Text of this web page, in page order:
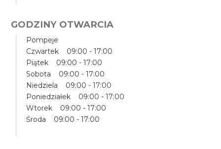
GODZINY OTWARCIA
Pompeje
Czwartek 09:00 - 17:00
Piątek 09:00 - 17:00
Sobota 09:00 - 17:00
Niedziela 09:00 - 17:00
Poniedziałek 09:00 - 17:00
Wtorek 09:00 - 17:00
Środa 09:00 - 17:00